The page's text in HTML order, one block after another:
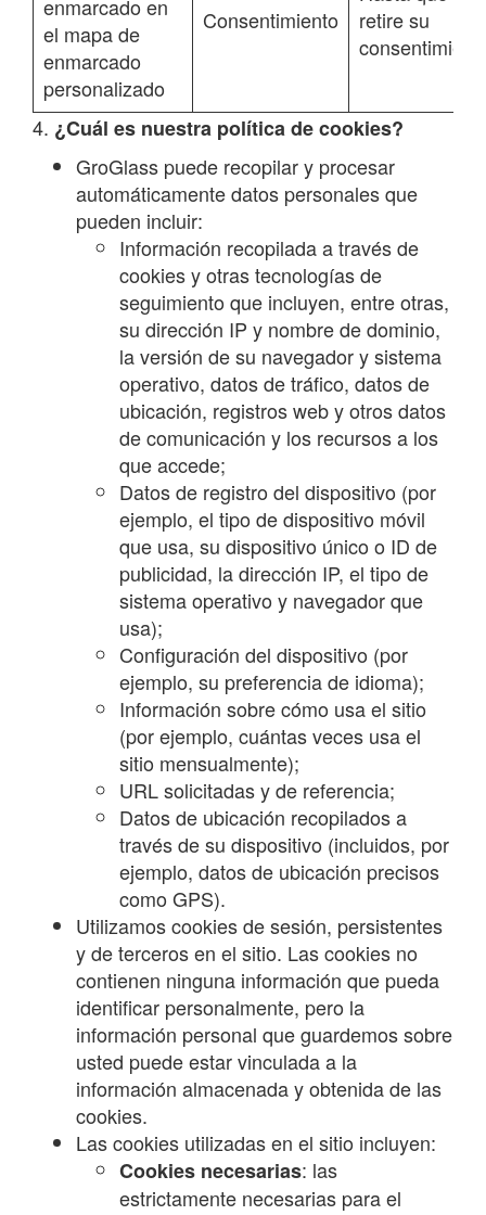
enmarcado en
el mapa de
enmarcado
personalizado
Consentimiento
retire su
4. ¿Cuál es nuestra política de cookies?
GroGlass puede recopilar y procesar
automáticamente datos personales que
pueden incluir:
Información recopilada a través de
cookies y otras tecnologías de
seguimiento que incluyen, entre otras,
su dirección IP y nombre de dominio,
la versión de su navegador y sistema
operativo, datos de tráfico, datos de
ubicación, registros web y otros datos
de comunicación y los recursos a los
que accede;
Datos de registro del dispositivo (por
ejemplo, el tipo de dispositivo móvil
que usa, su dispositivo único o ID de
publicidad, la dirección IP, el tipo de
sistema operativo y navegador que
usa);
Configuración del dispositivo (por
ejemplo, su preferencia de idioma);
Información sobre cómo usa el sitio
(por ejemplo, cuántas veces usa el
sitio mensualmente);
URL solicitadas y de referencia;
Datos de ubicación recopilados a
través de su dispositivo (incluidos, por
ejemplo, datos de ubicación precisos
como GPS).
Utilizamos cookies de sesión, persistentes
y de terceros en el sitio. Las cookies no
contienen ninguna información que pueda
identificar personalmente, pero la
información personal que guardemos sobre
usted puede estar vinculada a la
información almacenada y obtenida de las
cookies.
Las cookies utilizadas en el sitio incluyen:
Cookies necesarias: las
estrictamente necesarias para el